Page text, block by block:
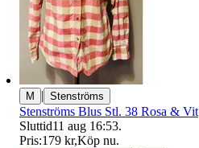
M | Stenströms
Stenströms Blus Stl. 38 Rosa & Vit
Sluttid11 aug 16:53.
Pris:179 kr,Köp nu.